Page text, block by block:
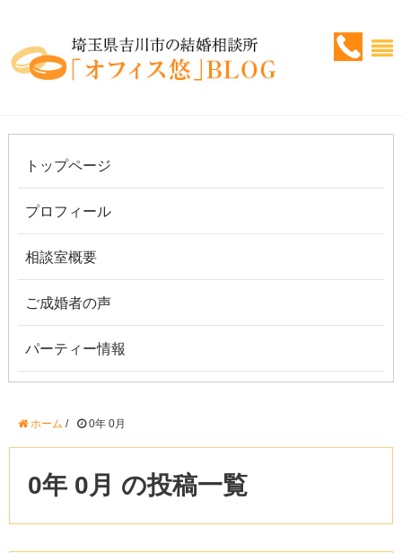
トップページ
プロフィール
相談室概要
ご成婚者の声
パーティー情報
ホーム / 0年 0月
0年 0月 の投稿一覧